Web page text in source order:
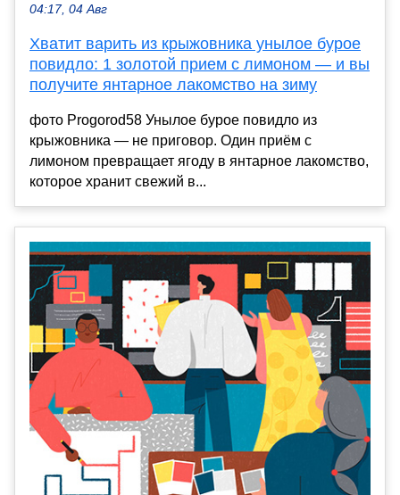
04:17, 04 Авг
Хватит варить из крыжовника унылое бурое
повидло: 1 золотой прием с лимоном — и вы
получите янтарное лакомство на зиму
фото Progorod58 Унылое бурое повидло из
крыжовника — не приговор. Один приём с
лимоном превращает ягоду в янтарное лакомство,
которое хранит свежий в...